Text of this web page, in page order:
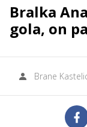
Bralka
gola, on
Brane